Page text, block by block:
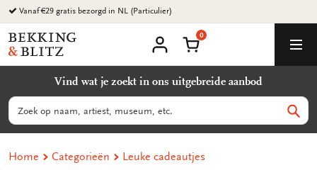
Ga
naar
content
Vanaf €29 gratis bezorgd in NL (Particulier)
Bekking
&
B.V.
account
Winkelmand
0
Vind wat je zoekt in ons uitgebreide aanbod
Zoeken
Home Categorieën Leuke cadeautjes